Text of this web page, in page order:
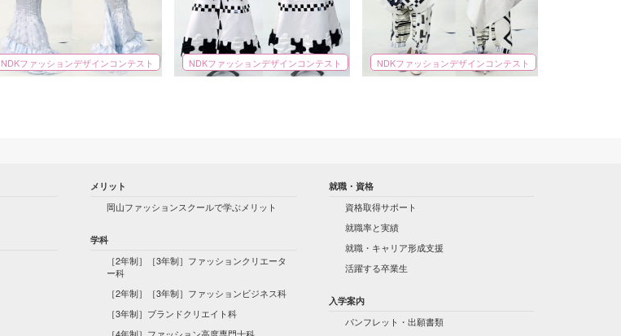
NDKファッションデザインコンテスト NDKファッションデザインコンテスト NDKファッションデザインコンテスト
メリット
岡山ファッションスクールで学ぶメリット
学科
［2年制］［3年制］ファッションクリエータ
ー科
［2年制］［3年制］ファッションビジネス科
［3年制］ブランドクリエイト科
就職・資格
資格取得サポート
就職率と実績
就職・キャリア形成支援
活躍する卒業生
入学案内
パンフレット・出願書類